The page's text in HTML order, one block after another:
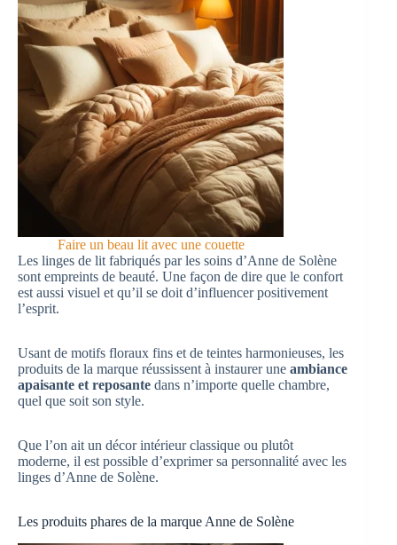
Faire un beau lit avec une couette
Les linges de lit fabriqués par les soins d’Anne de Solène
sont empreints de beauté. Une façon de dire que le confort
est aussi visuel et qu’il se doit d’influencer positivement
l’esprit.
Usant de motifs floraux fins et de teintes harmonieuses, les
produits de la marque réussissent à instaurer une ambiance
apaisante et reposante dans n’importe quelle chambre,
quel que soit son style.
Que l’on ait un décor intérieur classique ou plutôt
moderne, il est possible d’exprimer sa personnalité avec les
linges d’Anne de Solène.
Les produits phares de la marque Anne de Solène